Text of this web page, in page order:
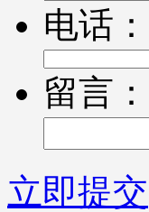
电话：
留言：
立即提交